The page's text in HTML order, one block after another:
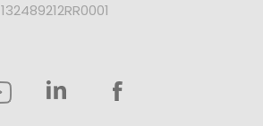
132489212RR0001